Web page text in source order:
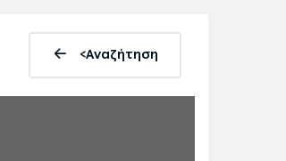
<Αναζήτηση